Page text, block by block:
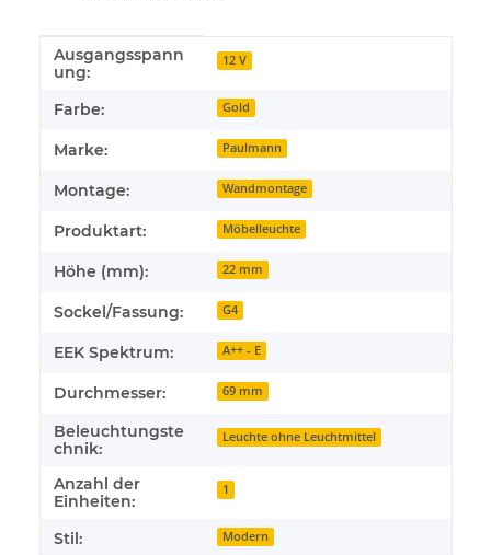
Produkteigenschaft
Wert
Ausgangsspann
ung:
12 V
Farbe: Gold
Marke: Paulmann
Montage: Wandmontage
Produktart: Möbelleuchte
Höhe (mm): 22 mm
Sockel/Fassung: G4
EEK Spektrum: A++ - E
Durchmesser: 69 mm
Beleuchtungste
chnik:
Leuchte ohne Leuchtmittel
Anzahl der
Einheiten:
1
Stil: Modern